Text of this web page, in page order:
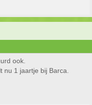
ook.
nu 1 jaartje bij Barca.